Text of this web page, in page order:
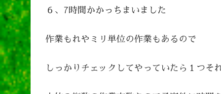
６、7時間かかっちまいました
作業もれやミリ単位の作業もあるので
しっかりチェックしてやっていたら１つそ